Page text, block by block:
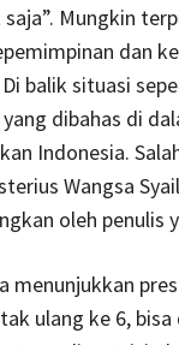
saja”. Mungkin
dan
Di balik situasi
dibahas di
Indonesia.
Wangsa
oleh penulis
menunjukkan
ulang ke 6,